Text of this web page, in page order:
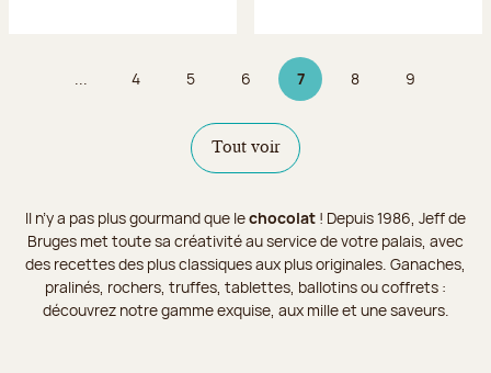
... Page
4 Page
5 Page
6 7Page 7 sur 9
Page
8 Page
9
Tout voir
Il n’y a pas plus gourmand que lechocolat ! Depuis 1986, Jeff de
Bruges met toute sa créativité au service de votre palais, avec
des recettes des plus classiques aux plus originales. Ganaches,
pralinés, rochers, truffes, tablettes, ballotins ou coffrets :
découvrez notre gamme exquise, aux mille et une saveurs.